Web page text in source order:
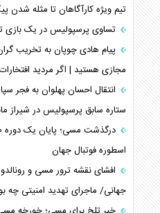
تیم ویژه کارآگاهان تا مثله شدن
تساوی پرسپولیس در یک بازی
پیام هادی چوپان به تخریب
مجازی هستید | اگر مردید
انتقال احسان پهلوان به فجر
ستاره سابق پرسپولیس در شیراز
اسطوره فوتبال جهان
افشای نقشه ترور مسی و
جهانی/ ماجرای تهدید امنیتی چه